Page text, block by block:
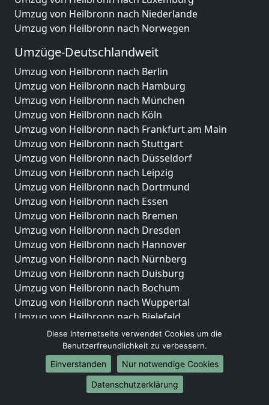
Umzug von Heilbronn nach Niederlande
Umzug von Heilbronn nach Norwegen
Umzüge-Deutschlandweit
Umzug von Heilbronn nach Berlin
Umzug von Heilbronn nach Hamburg
Umzug von Heilbronn nach München
Umzug von Heilbronn nach Köln
Umzug von Heilbronn nach Frankfurt am Main
Umzug von Heilbronn nach Stuttgart
Umzug von Heilbronn nach Düsseldorf
Umzug von Heilbronn nach Leipzig
Umzug von Heilbronn nach Dortmund
Umzug von Heilbronn nach Essen
Umzug von Heilbronn nach Bremen
Umzug von Heilbronn nach Dresden
Umzug von Heilbronn nach Hannover
Umzug von Heilbronn nach Nürnberg
Umzug von Heilbronn nach Duisburg
Umzug von Heilbronn nach Bochum
Umzug von Heilbronn nach Wuppertal
Umzug von Heilbronn nach Bielefeld
Umzug von Heilbronn nach Bonn
Umzug von Heilbronn nach Münster
Internationale-Umzüge
Umzug von Heilbronn nach Brasilien
Diese Internetseite verwendet Cookies um die
Benutzerfreundlichkeit zu verbessern.
Einverstanden
Nur notwendige Cookies
Datenschutzerklärung